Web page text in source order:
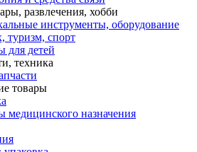
развлечения, хобби
инструменты, оборудование
туризм, спорт
для детей
техника
товары
медицинского назначения